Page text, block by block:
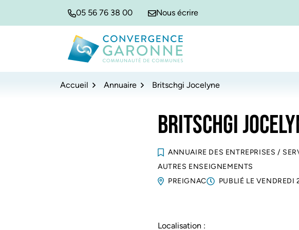
05 56 76 38 00 Nous écrire
Convergence Garonne
Accueil Annuaire Britschgi Jocelyne
BRITSCHGI
ANNUAIRE DES ENTREPRISES /
AUTRES ENSEIGNEMENTS
PREIGNAC
PUBLIÉ LE VENDREDI
Localisation :